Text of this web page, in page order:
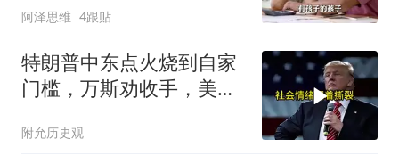
阿泽思维 4跟贴
特朗普中东点火烧到自家
门槛，万斯劝收手，美国
附允历史观